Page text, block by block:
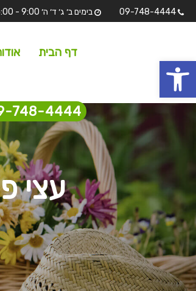
בימים ב׳ ג׳ ד׳ ה׳ 9:00 - 16:00. בימים א' ושישי פתוחים לתצוגה בלבד מ 7:00 - 13:00 שבת וחגים סגורים.
דף הבית
748-4444
עצי